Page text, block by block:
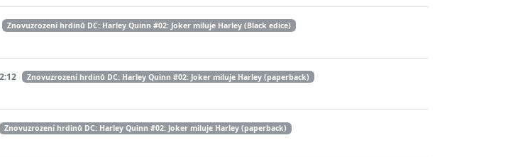
Znovuzrození hrdinů DC: Harley Quinn #02: Joker miluje Harley (Black edice)
Znovuzrození hrdinů DC: Harley Quinn #02: Joker miluje Harley (paperback)
Znovuzrození hrdinů DC: Harley Quinn #02: Joker miluje Harley (paperback)